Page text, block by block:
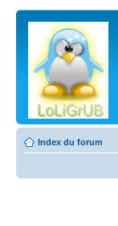
Index du forum